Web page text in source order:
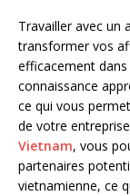
Travailler avec un
transformer vos
efficacement
connaissance
ce qui vous
de votre
Vietnam, vous
partenaires
vietnamienne, ce